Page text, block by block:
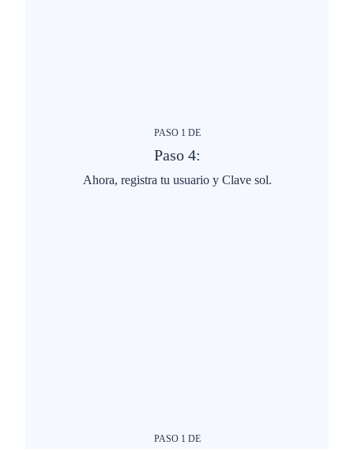
PASO 1 DE
Paso 4:
Ahora, registra tu usuario y Clave sol.
PASO 1 DE